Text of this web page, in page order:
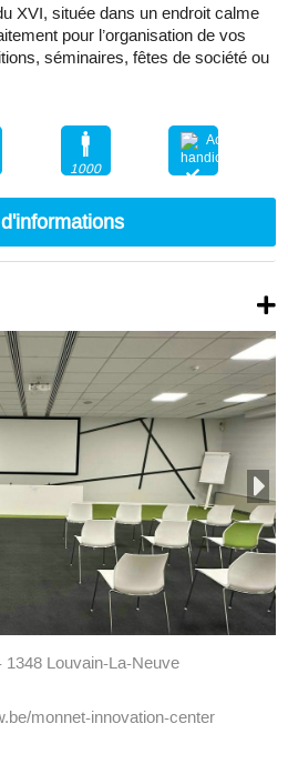
XVI, située dans un endroit calme
pour l’organisation de vos
séminaires, fêtes de société ou
1000
Louvain-La-Neuve
monnet-innovation-center